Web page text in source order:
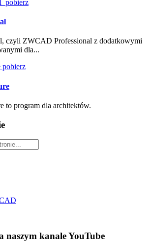
czyli ZWCAD Professional z dodatkowymi
dla...
to program dla architektów.
naszym kanale YouTube